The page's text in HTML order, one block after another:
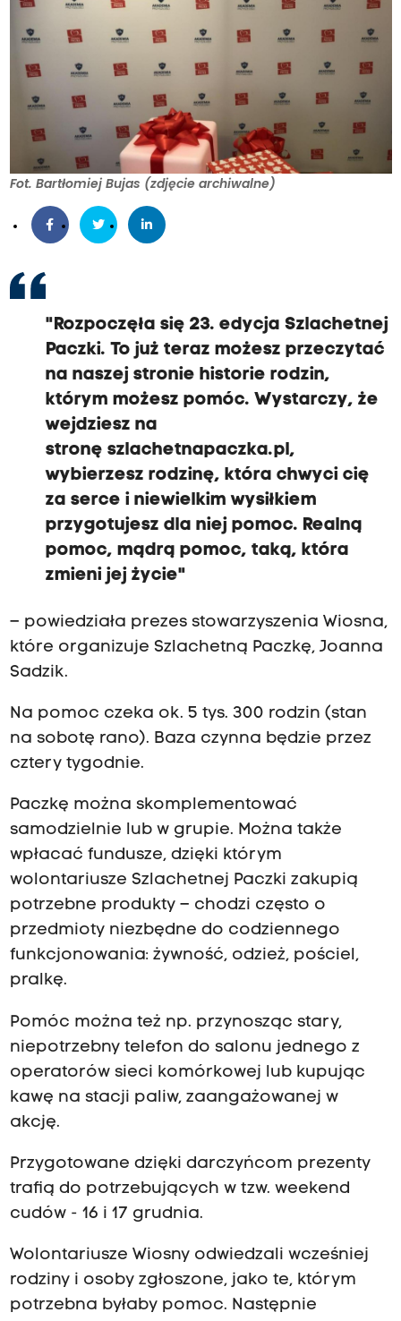
Fot. Bartłomiej Bujas (zdjęcie archiwalne)
"Rozpoczęła się 23. edycja Szlachetnej
Paczki. To już teraz możesz przeczytać
na naszej stronie historie rodzin,
którym możesz pomóc. Wystarczy, że
wejdziesz na
stronę szlachetnapaczka.pl,
wybierzesz rodzinę, która chwyci cię
za serce i niewielkim wysiłkiem
przygotujesz dla niej pomoc. Realną
pomoc, mądrą pomoc, taką, która
zmieni jej życie"
– powiedziała prezes stowarzyszenia Wiosna,
które organizuje Szlachetną Paczkę, Joanna
Sadzik.
Na pomoc czeka ok. 5 tys. 300 rodzin (stan
na sobotę rano). Baza czynna będzie przez
cztery tygodnie.
Paczkę można skomplementować
samodzielnie lub w grupie. Można także
wpłacać fundusze, dzięki którym
wolontariusze Szlachetnej Paczki zakupią
potrzebne produkty – chodzi często o
przedmioty niezbędne do codziennego
funkcjonowania: żywność, odzież, pościel,
pralkę.
Pomóc można też np. przynosząc stary,
niepotrzebny telefon do salonu jednego z
operatorów sieci komórkowej lub kupując
kawę na stacji paliw, zaangażowanej w
akcję.
Przygotowane dzięki darczyńcom prezenty
trafią do potrzebujących w tzw. weekend
cudów - 16 i 17 grudnia.
Wolontariusze Wiosny odwiedzali wcześniej
rodziny i osoby zgłoszone, jako te, którym
potrzebna byłaby pomoc. Następnie